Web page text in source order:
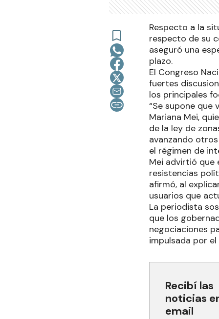
Respecto a la
respecto de su
aseguró una
plazo.
El Congreso
fuertes
los principales
“Se supone que
Mariana Mei,
de la ley de
avanzando
el régimen de
Mei advirtió que
resistencias
afirmó, al
usuarios que
La periodista
que los
negociaciones
impulsada por
Recibí las
noticias
email